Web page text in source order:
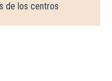
de los centros